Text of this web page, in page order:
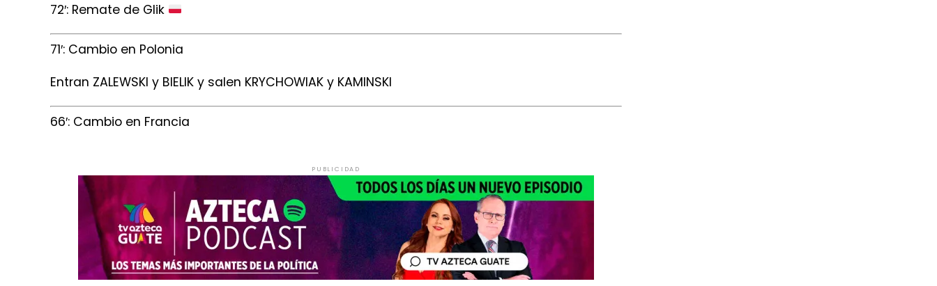
72′: Remate de Glik
71′: Cambio en Polonia
Entran ZALEWSKI y BIELIK y salen KRYCHOWIAK y KAMINSKI
66′: Cambio en Francia
PUBLICIDAD